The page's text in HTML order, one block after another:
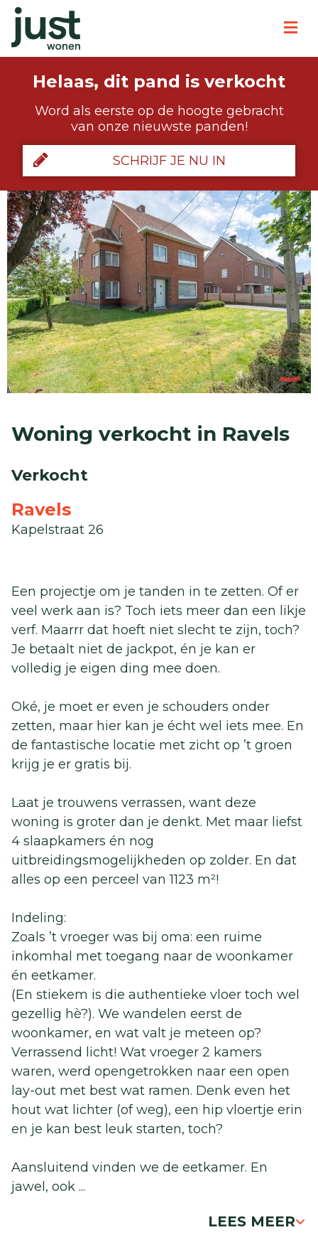
Helaas, dit pand is verkocht
Word als eerste op de hoogte gebracht
van onze nieuwste panden!
SCHRIJF JE NU IN
Woning verkocht in Ravels
Verkocht
Ravels
Kapelstraat 26
Een projectje om je tanden in te zetten. Of er
veel werk aan is? Toch iets meer dan een likje
verf. Maarrr dat hoeft niet slecht te zijn, toch?
Je betaalt niet de jackpot, én je kan er
volledig je eigen ding mee doen.
Oké, je moet er even je schouders onder
zetten, maar hier kan je écht wel iets mee. En
de fantastische locatie met zicht op ’t groen
krijg je er gratis bij.
Laat je trouwens verrassen, want deze
woning is groter dan je denkt. Met maar liefst
4 slaapkamers én nog
uitbreidingsmogelijkheden op zolder. En dat
alles op een perceel van 1123 m²!
Indeling:
Zoals ’t vroeger was bij oma: een ruime
inkomhal met toegang naar de woonkamer
én eetkamer.
(En stiekem is die authentieke vloer toch wel
gezellig hè?). We wandelen eerst de
woonkamer, en wat valt je meteen op?
Verrassend licht! Wat vroeger 2 kamers
waren, werd opengetrokken naar een open
lay-out met best wat ramen. Denk even het
hout wat lichter (of weg), een hip vloertje erin
en je kan best leuk starten, toch?
Aansluitend vinden we de eetkamer. En
jawel, ook ...
LEES MEER